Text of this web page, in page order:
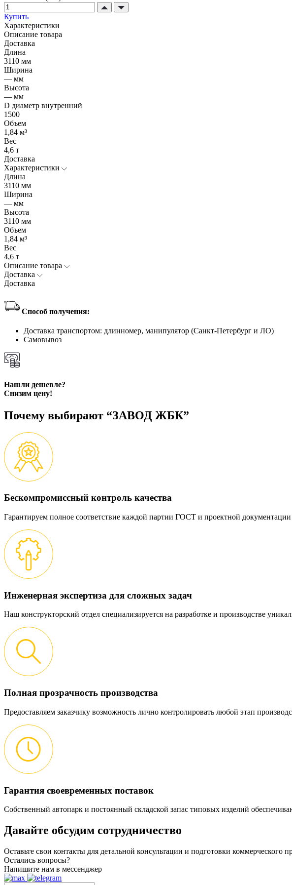
Купить
Характеристики
Описание товара
Доставка
Длина
3110 мм
Ширина
— мм
Высота
— мм
D диаметр внутренний
1500
Объем
1,84 м³
Вес
4,6 т
Доставка
Характеристики
Длина
3110 мм
Ширина
— мм
Высота
3110 мм
Объем
1,84 м³
Вес
4,6 т
Описание товара
Доставка
Доставка
Способ получения:
Доставка транспортом: длинномер, манипулятор (Санкт-Петербург и ЛО)
Самовывоз
Нашли дешевле?
Снизим цену!
Почему выбирают “ЗАВОД ЖБК”
Бескомпромиссный контроль качества
Гарантируем полное соответствие каждой партии ГОСТ и проектной
Инженерная экспертиза для сложных задач
Наш конструкторский отдел специализируется на разработке и производстве
Полная прозрачность производства
Предоставляем заказчику возможность лично контролировать любой этап
Гарантия своевременных поставок
Собственный автопарк и постоянный складской запас типовых изделий
Давайте обсудим сотрудничество
Оставьте свои контакты для детальной консультации и подготовки коммерческого
Остались вопросы?
Напишите нам в мессенджер